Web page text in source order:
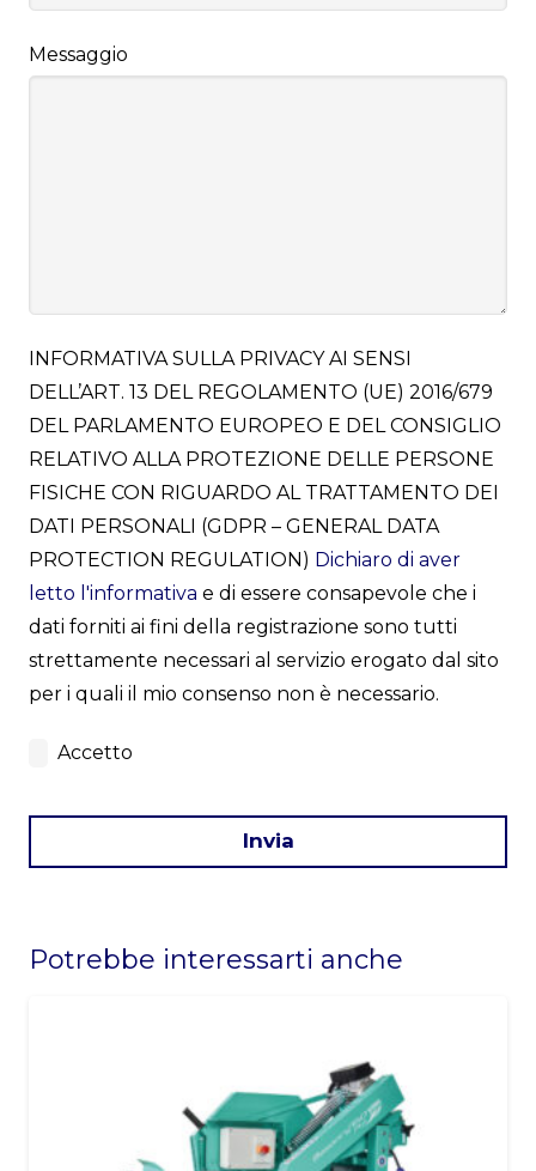
Messaggio
INFORMATIVA SULLA PRIVACY AI SENSI
DELL’ART. 13 DEL REGOLAMENTO (UE) 2016/679
DEL PARLAMENTO EUROPEO E DEL CONSIGLIO
RELATIVO ALLA PROTEZIONE DELLE PERSONE
FISICHE CON RIGUARDO AL TRATTAMENTO DEI
DATI PERSONALI (GDPR – GENERAL DATA
PROTECTION REGULATION) Dichiaro di aver
letto l'informativa e di essere consapevole che i
dati forniti ai fini della registrazione sono tutti
strettamente necessari al servizio erogato dal sito
per i quali il mio consenso non è necessario.
Accetto
Invia
should
Potrebbe interessarti anche